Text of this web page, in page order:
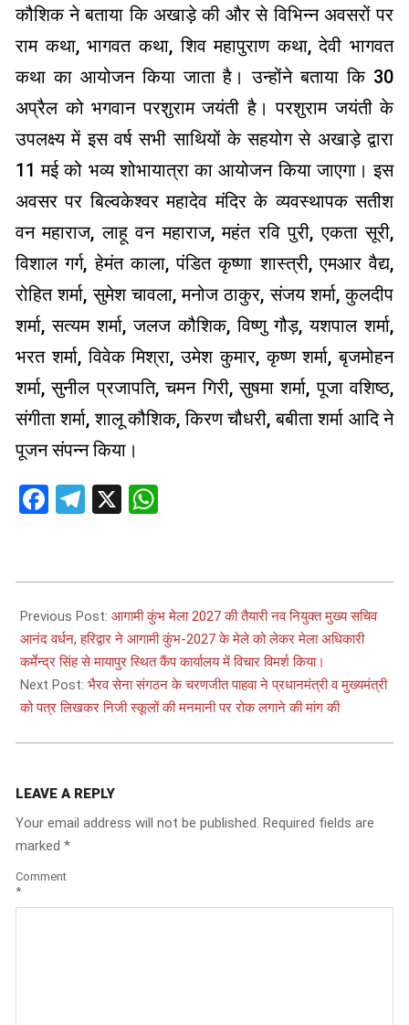
कौशिक ने बताया कि अखाड़े की और से विभिन्न अवसरों पर
राम कथा, भागवत कथा, शिव महापुराण कथा, देवी भागवत
कथा का आयोजन किया जाता है। उन्होंने बताया कि 30
अप्रैल को भगवान परशुराम जयंती है। परशुराम जयंती के
उपलक्ष्य में इस वर्ष सभी साथियों के सहयोग से अखाड़े द्वारा
11 मई को भव्य शोभायात्रा का आयोजन किया जाएगा। इस
अवसर पर बिल्वकेश्वर महादेव मंदिर के व्यवस्थापक सतीश
वन महाराज, लाहू वन महाराज, महंत रवि पुरी, एकता सूरी,
विशाल गर्ग, हेमंत काला, पंडित कृष्णा शास्त्री, एमआर वैद्य,
रोहित शर्मा, सुमेश चावला, मनोज ठाकुर, संजय शर्मा, कुलदीप
शर्मा, सत्यम शर्मा, जलज कौशिक, विष्णु गौड़, यशपाल शर्मा,
भरत शर्मा, विवेक मिश्रा, उमेश कुमार, कृष्ण शर्मा, बृजमोहन
शर्मा, सुनील प्रजापति, चमन गिरी, सुषमा शर्मा, पूजा वशिष्ठ,
संगीता शर्मा, शालू कौशिक, किरण चौधरी, बबीता शर्मा आदि ने
पूजन संपन्न किया।
Facebook
Telegram
X
04-
03
Previous Post: आगामी कुंभ मेला 2027 की तैयारी नव नियुक्त मुख्य सचिव
आनंद वर्धन, हरिद्वार ने आगामी कुंभ-2027 के मेले को लेकर मेला अधिकारी
कर्मेन्द्र सिंह से मायापुर स्थित कैंप कार्यालय में विचार विमर्श किया।
Next Post: भैरव सेना संगठन के चरणजीत पाहवा ने प्रधानमंत्री व मुख्यमंत्री
को पत्र लिखकर निजी स्कूलों की मनमानी पर रोक लगाने की मांग की
LEAVE A REPLY
Your email address will not be published. Required fields are
marked *
Comment
*